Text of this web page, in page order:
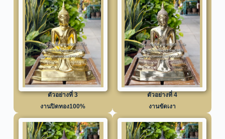
ตัวอย่างที่ 3
งานปิดทอง100%
ตัวอย่างที่ 4
งานขัดเงา